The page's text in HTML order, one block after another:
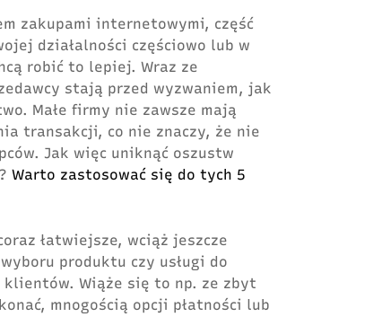
zakupami internetowymi, część
działalności częściowo lub w
robić to lepiej. Wraz ze
stają przed wyzwaniem, jak
Małe firmy nie zawsze mają
transakcji, co nie znaczy, że nie
Jak więc uniknąć oszustw
Warto zastosować się do tych 5
łatwiejsze, wciąż jeszcze
produktu czy usługi do
Wiąże się to np. ze zbyt
mnogością opcji płatności lub